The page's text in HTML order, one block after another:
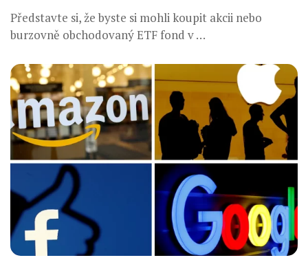
Představte si, že byste si mohli koupit akcii nebo
burzovně obchodovaný ETF fond v …